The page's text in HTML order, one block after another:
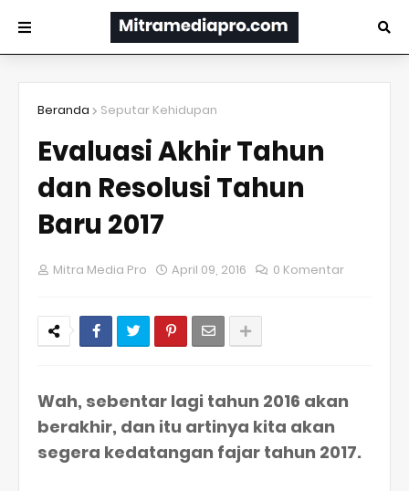
Beranda Seputar Kehidupan
Evaluasi Akhir Tahun
dan Resolusi Tahun
Baru 2017
Mitra Media Pro April 09, 2016 0 Komentar
Wah, sebentar lagi tahun 2016 akan
berakhir, dan itu artinya kita akan
segera kedatangan fajar tahun 2017.